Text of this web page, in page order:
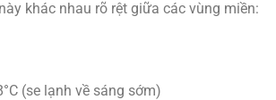
khác nhau rõ rệt giữa các vùng miền:
(se lạnh về sáng sớm)